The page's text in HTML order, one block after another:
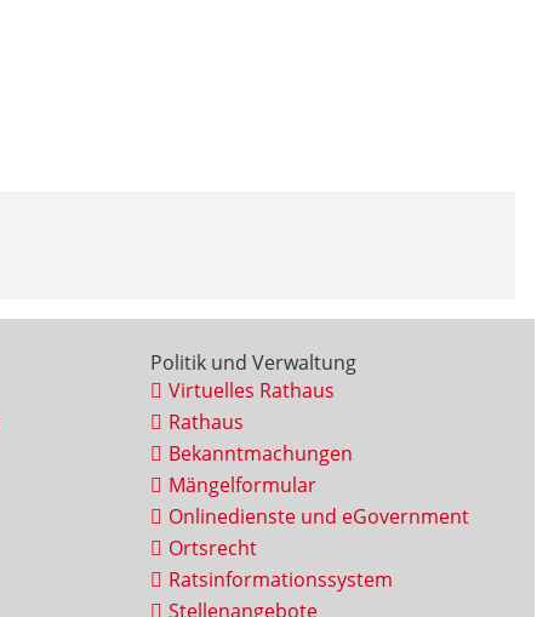
Politik und Verwaltung
Virtuelles Rathaus
Rathaus
Bekanntmachungen
Mängelformular
Onlinedienste und eGovernment
Ortsrecht
Ratsinformationssystem
Stellenangebote